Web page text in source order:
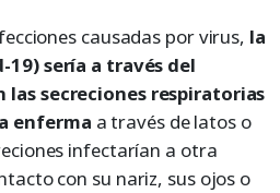
causadas por virus, la
sería a través del
secreciones respiratorias
enferma a través de latos o
infectarían a otra
con su nariz, sus ojos o